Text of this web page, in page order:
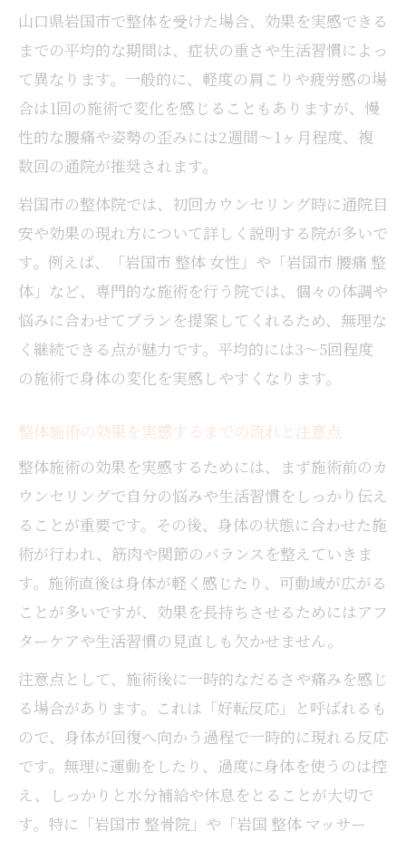
説
女性目線で見る整体利用のメリット集
整体 効果で女性が得られる美容と健康の魅
力
岩国市の整体院が女性に選ばれる理由と特
徴
性へ
整体 効果で生理痛や冷え性が楽になるポイ
ント
女性向け整体の効能と実感のタイミングに
ついて
整体施術の効果を維持する秘訣とは
工夫
続ける
ント
腰痛や肩こりに効く整体の真価を探る
説
岩国市の整体院で受ける根本改善の施術と
は
慢性的な不調に整体 効果を実感するまでの
流れ
整体施術で肩や腰が楽になるタイミングの
山口県岩国市で整体を受けた場合、効果を実感できる
までの平均的な期間は、症状の重さや生活習慣によっ
て異なります。一般的に、軽度の肩こりや疲労感の場
合は1回の施術で変化を感じることもありますが、慢
性的な腰痛や姿勢の歪みには2週間～1ヶ月程度、複
数回の通院が推奨されます。
岩国市の整体院では、初回カウンセリング時に通院目
安や効果の現れ方について詳しく説明する院が多いで
す。例えば、「岩国市 整体 女性」や「岩国市 腰痛 整
体」など、専門的な施術を行う院では、個々の体調や
悩みに合わせてプランを提案してくれるため、無理な
く継続できる点が魅力です。平均的には3～5回程度
の施術で身体の変化を実感しやすくなります。
整体施術の効果を実感するまでの流れと注意点
整体施術の効果を実感するためには、まず施術前のカ
ウンセリングで自分の悩みや生活習慣をしっかり伝え
ることが重要です。その後、身体の状態に合わせた施
術が行われ、筋肉や関節のバランスを整えていきま
す。施術直後は身体が軽く感じたり、可動域が広がる
ことが多いですが、効果を長持ちさせるためにはアフ
ターケアや生活習慣の見直しも欠かせません。
注意点として、施術後に一時的なだるさや痛みを感じ
る場合があります。これは「好転反応」と呼ばれるも
ので、身体が回復へ向かう過程で一時的に現れる反応
です。無理に運動をしたり、過度に身体を使うのは控
え、しっかりと水分補給や休息をとることが大切で
す。特に「岩国市 整骨院」や「岩国 整体 マッサー